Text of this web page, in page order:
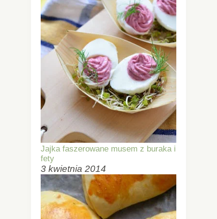
Jajka faszerowane musem z buraka i
fety
3 kwietnia 2014